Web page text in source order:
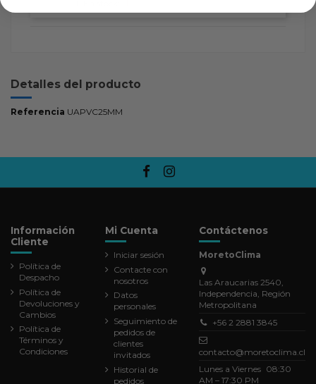
Detalles del producto
Referencia UAPVC25MM
Información
Cliente
Política de
Despacho
Política de
Devoluciones y
Cambios
Política de
Términos y
Condiciones
Mi Cuenta
Iniciar sesión
Contacte con
nosotros
Datos
personales
Seguimiento de
pedidos de
clientes
invitados
Historial de
pedidos
Contáctenos
MoretoClima
Las Araucarias 2540,
Independencia, Región
Metropolitana
+56 2 2881 3845
contacto@moretoclima.cl
Lunes a Viernes 08:30
AM – 17:30 PM